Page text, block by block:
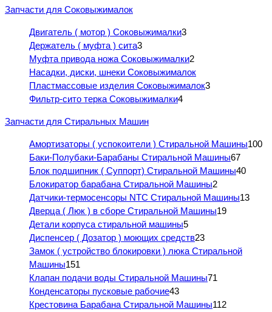
Запчасти для Соковыжималок
Двигатель ( мотор ) Соковыжималки3
Держатель ( муфта ) сита3
Муфта привода ножа Соковыжималки2
Насадки, диски, шнеки Соковыжималок
Пластмассовые изделия Соковыжималок3
Фильтр-сито терка Соковыжималки4
Запчасти для Стиральных Машин
Амортизаторы ( успокоители ) Стиральной Машины100
Баки-Полубаки-Барабаны Стиральной Машины67
Блок подшипник ( Суппорт) Стиральной Машины40
Блокиратор барабана Стиральной Машины2
Датчики-термосенсоры NTC Стиральной Машины13
Дверца ( Люк ) в сборе Стиральной Машины19
Детали корпуса стиральной машины5
Диспенсер ( Дозатор ) моющих средств23
Замок ( устройство блокировки ) люка Стиральной
Машины151
Клапан подачи воды Стиральной Машины71
Конденсаторы пусковые рабочие43
Крестовина Барабана Стиральной Машины112